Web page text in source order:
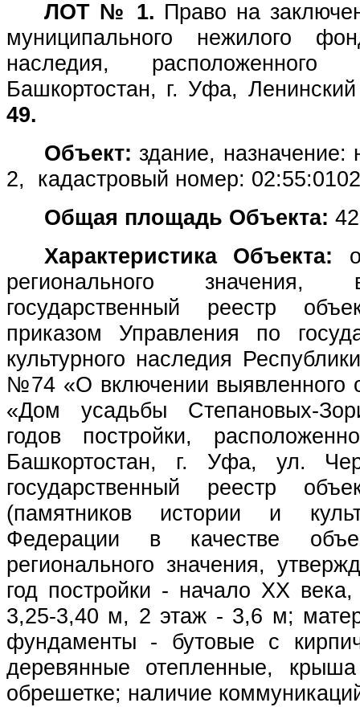
ЛОТ № 1. Право на
муниципального нежилого
наследия,
Башкортостан, г. Уфа,
49.
Объект: здание,
2, кадастровый номер:
Общая площадь Объекта:
Характеристика Объекта:
регионального
государственный реестр
приказом Управления по
культурного наследия
№74 «О включении выявленного
«Дом усадьбы Степановых-
годов постройки,
Башкортостан, г. Уфа, ул.
государственный реестр
(памятников истории и
Федерации в качестве
регионального значения,
год постройки - начало ХХ
3,25-3,40 м, 2 этаж - 3,6 м;
фундаменты - бутовые с
деревянные отепленные,
обрешетке; наличие